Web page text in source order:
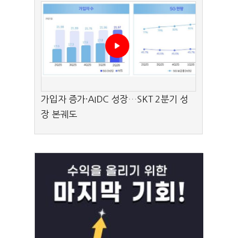
가입자 증가·AIDC 성장…SKT 2분기 성
장 본궤도